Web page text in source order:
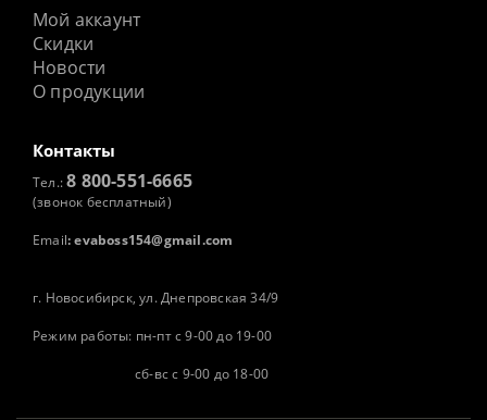
Мой аккаунт
Скидки
Новости
О продукции
Контакты
Тел.:8 800-551-6665
(звонок бесплатный)
Email: evaboss154@gmail.com
г. Новосибирск, ул. Днепровская 34/9
Режим работы: пн-пт с 9-00 до 19-00
сб-вс с 9-00 до 18-00